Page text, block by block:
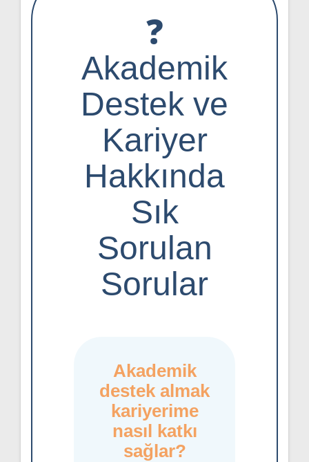
❓
Akademik
Destek ve
Kariyer
Hakkında
Sık
Sorulan
Sorular
Akademik
destek almak
kariyerime
nasıl katkı
sağlar?